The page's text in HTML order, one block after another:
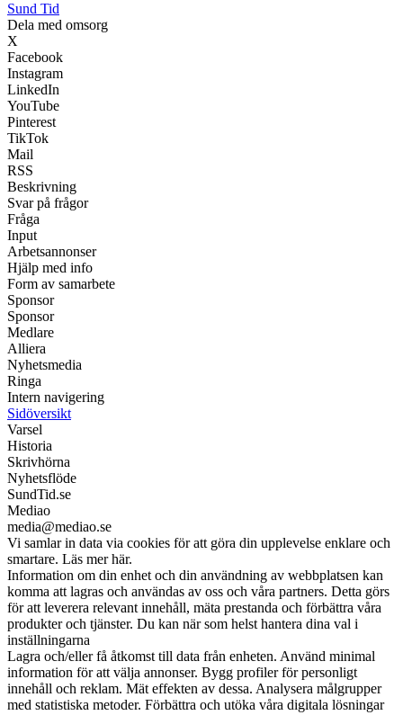
Sund Tid
Dela med omsorg
X
Facebook
Instagram
LinkedIn
YouTube
Pinterest
TikTok
Mail
RSS
Beskrivning
Svar på frågor
Fråga
Input
Arbetsannonser
Hjälp med info
Form av samarbete
Sponsor
Sponsor
Medlare
Alliera
Nyhetsmedia
Ringa
Intern navigering
Sidöversikt
Varsel
Historia
Skrivhörna
Nyhetsflöde
SundTid.se
Mediao
media@mediao.se
Vi samlar in data via cookies för att göra din upplevelse enklare och
smartare. Läs mer här.
Information om din enhet och din användning av webbplatsen kan
komma att lagras och användas av oss och våra partners. Detta görs
för att leverera relevant innehåll, mäta prestanda och förbättra våra
produkter och tjänster. Du kan när som helst hantera dina val i
inställningarna
Lagra och/eller få åtkomst till data från enheten. Använd minimal
information för att välja annonser. Bygg profiler för personligt
innehåll och reklam. Mät effekten av dessa. Analysera målgrupper
med statistiska metoder. Förbättra och utöka våra digitala lösningar